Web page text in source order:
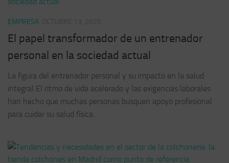
EMPRESA
El papel transformador de un entrenador
personal en la sociedad actual
La figura del entrenador personal y su impacto en la salud
integral El ritmo de vida acelerado y las exigencias laborales
han hecho que muchas personas busquen apoyo profesional
para cuidar su salud física...